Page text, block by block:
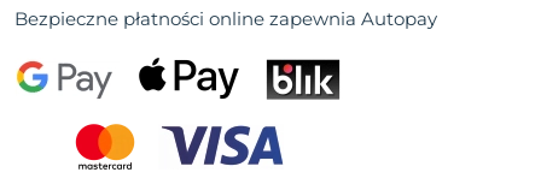
Bezpieczne płatności online zapewnia Autopay